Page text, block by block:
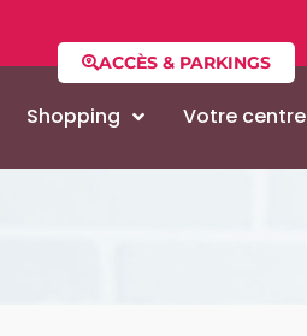
ACCÈS & PARKINGS
Shopping Votre centre